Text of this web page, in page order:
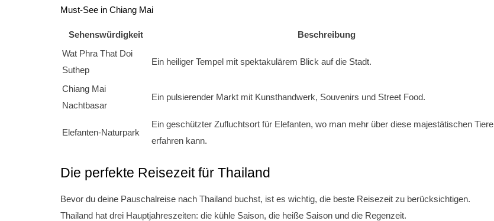
Must-See in Chiang Mai
Sehenswürdigkeit
Beschreibung
Wat Phra That Doi
Suthep
Ein heiliger Tempel mit spektakulärem Blick auf die Stadt.
Chiang Mai
Nachtbasar
Ein pulsierender Markt mit Kunsthandwerk, Souvenirs und Street Food.
Elefanten-Naturpark
Ein geschützter Zufluchtsort für Elefanten, wo man mehr über diese majestätischen Tiere
erfahren kann.
Die perfekte Reisezeit für Thailand
Bevor du deine Pauschalreise nach Thailand buchst, ist es wichtig, die beste Reisezeit zu berücksichtigen.
Thailand hat drei Hauptjahreszeiten: die kühle Saison, die heiße Saison und die Regenzeit.